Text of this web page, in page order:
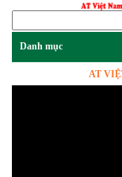
AT VIỆT